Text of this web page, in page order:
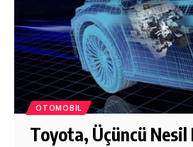
OTOMOBIL
Toyota, Üçüncü